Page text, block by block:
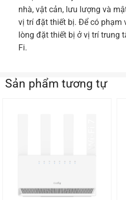
nhà, vật cản, lưu lượng và
vị trí đặt thiết bị. Để có phạm
lòng đặt thiết bị ở vị trí trung
Fi.
Sản phẩm tương tự